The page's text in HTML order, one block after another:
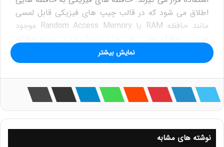
اطلاق می شود که در قالب چیپ های فیزیکی قابل لمسی
مانند حافظه RAM یا Random Access Memory موجود
های فیزیکی قرار می گیرند.
حافظه های مجازی بر خلاف حافظه های فیزیکی قابل لمس
نیستند. در واقع زمانی که حافظه فیزیکی سیستم برای ذخیره
سازی کافی نیست، سیستم عامل یک فضایی را از هارد
دیسک یا تجهیزات مشابه آن می گیرد تا قادر به اجرای
برنامه ها با سرعت بالاتری باشد.
نمایش بیشتر
نوشته های مشابه